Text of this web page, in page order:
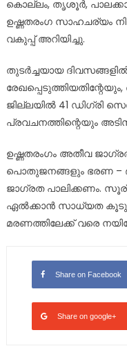
കൊല്ലം, തൃശൂർ,
ഉഷ്ണതരംഗ സാഹചര്യം
വകുപ്പ് അറിയിച്ചു.
തുടർച്ചയായ
ജില്ലയിൽ 41 ഡിഗ്രി
പ്രവചനത്തിന്റെയും
ഉഷ്ണതരംഗം അതീവ
പൊതുജനങ്ങളും ഭരണ –
ജാഗ്രത പാലിക്കണം.
ഏൽക്കാൻ സാധ്യത
മരണത്തിലേക്ക് വരെ
Share on Facebook
Share on google+